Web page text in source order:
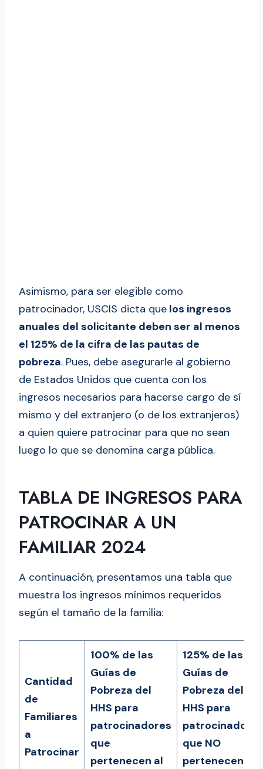
Asimismo, para ser elegible como
patrocinador, USCIS dicta que los ingresos
anuales del solicitante deben ser al menos
el 125% de la cifra de las pautas de
pobreza. Pues, debe asegurarle al gobierno
de Estados Unidos que cuenta con los
ingresos necesarios para hacerse cargo de sí
mismo y del extranjero (o de los extranjeros)
a quien quiere patrocinar para que no sean
luego lo que se denomina carga pública.
TABLA DE INGRESOS PARA
PATROCINAR A UN
FAMILIAR 2024
A continuación, presentamos una tabla que
muestra los ingresos mínimos requeridos
según el tamaño de la familia:
Cantidad
de
Familiares
a
Patrocinar
100% de las
Guías de
Pobreza del
HHS para
patrocinadores
que
pertenecen al
125% de las
Guías de
Pobreza del
HHS para
patrocinadores
que NO
pertenecen al